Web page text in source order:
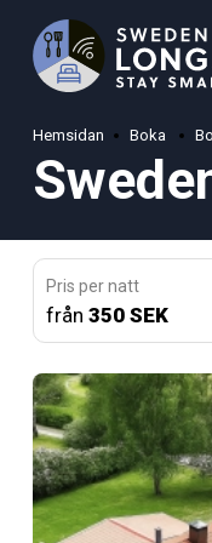
Hemsidan Boka
Pris per natt
från 350 SEK